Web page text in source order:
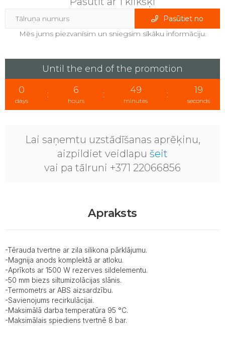
Pasūtiet no
Mēs jums piezvanīsim un sniegsim sīkāku informāciju.
Until the end of the promotion
0
days
: 6
hours
: 49
minutes
: 19
seconds
Lai saņemtu uzstādīšanas aprēķinu,
aizpildiet veidlapu šeit
vai pa tālruni +371 22066856
Apraksts
-Tērauda tvertne ar zila silikona pārklājumu.
-Magnija anods komplektā ar atloku.
-Aprīkots ar 1500 W rezerves sildelementu.
-50 mm biezs siltumizolācijas slānis.
-Termometrs ar ABS aizsardzību.
-Savienojums recirkulācijai.
-Maksimālā darba temperatūra 95 °С.
-Maksimālais spiediens tvertnē 8 bar.